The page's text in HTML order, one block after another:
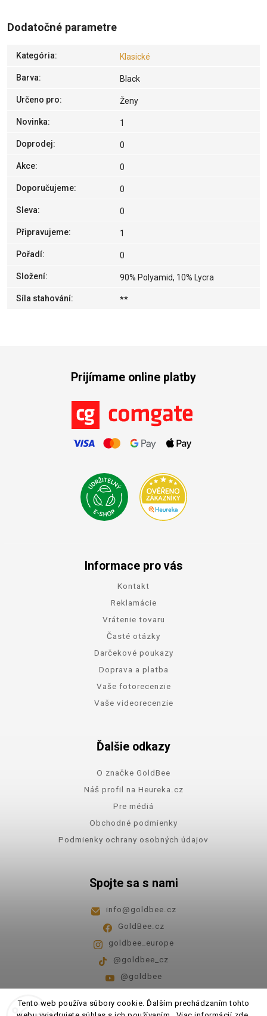
Tento web používa súbory cookie. Ďalším prechádzaním tohto
Dodatočné parametre
Kategória: Klasické
Barva: Black
Určeno pro: Ženy
Novinka: 1
Doprodej: 0
Akce: 0
Doporučujeme: 0
Sleva: 0
Připravujeme: 1
Pořadí: 0
Složení: 90% Polyamid, 10% Lycra
Síla stahování: **
Prijímame online platby
Informace pro vás
Kontakt
Reklamácie
Vrátenie tovaru
Časté otázky
Darčekové poukazy
Doprava a platba
Vaše fotorecenzie
Vaše videorecenzie
Ďalšie odkazy
O značke GoldBee
Náš profil na Heureka.cz
Pre médiá
Obchodné podmienky
Podmienky ochrany osobných údajov
Spojte sa s nami
info@goldbee.cz
GoldBee.cz
goldbee_europe
@goldbee_cz
@goldbee
Pondelok - piatok 8:00-14:00